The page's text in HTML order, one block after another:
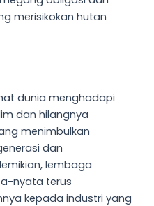
merisikokan hutan
dunia menghadapi
dan hilangnya
menimbulkan
dan
lembaga
nyata terus
kepada industri yang